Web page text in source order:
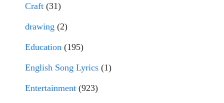
Craft (31)
drawing (2)
Education (195)
English Song Lyrics (1)
Entertainment (923)